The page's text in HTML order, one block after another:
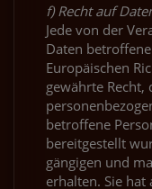
f) Recht auf
Jede von der
Daten
Europäischen
gewährte Recht,
betroffene
bereitgestellt
gängigen und
erhalten. Sie hat